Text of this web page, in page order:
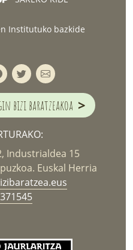
Institutuko bazkide
bizi baratzeakoa >
Industrialdea 15
Euskal Herria